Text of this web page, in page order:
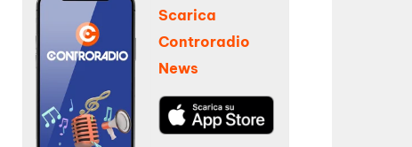
Scarica
Controradio
News